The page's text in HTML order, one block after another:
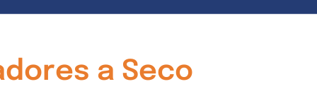
a Seco